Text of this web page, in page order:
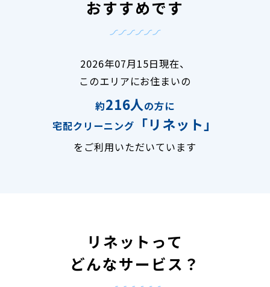
おすすめです
2026年07月15日現在、
このエリアにお住まいの
約216人の方に
宅配クリーニング
「リネット」
をご利用いただいています
リネットって
どんなサービス？